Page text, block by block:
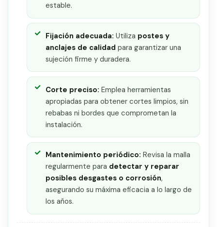
estable.
Fijación adecuada: Utiliza postes y
anclajes de calidad para garantizar una
sujeción firme y duradera.
Corte preciso: Emplea herramientas
apropiadas para obtener cortes limpios, sin
rebabas ni bordes que comprometan la
instalación.
Mantenimiento periódico: Revisa la malla
regularmente para detectar y reparar
posibles desgastes o corrosión,
asegurando su máxima eficacia a lo largo de
los años.